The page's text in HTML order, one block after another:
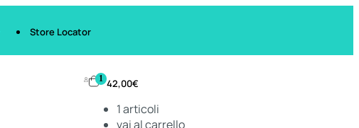
Store Locator
1 42,00€
1articoli
vai al carrello